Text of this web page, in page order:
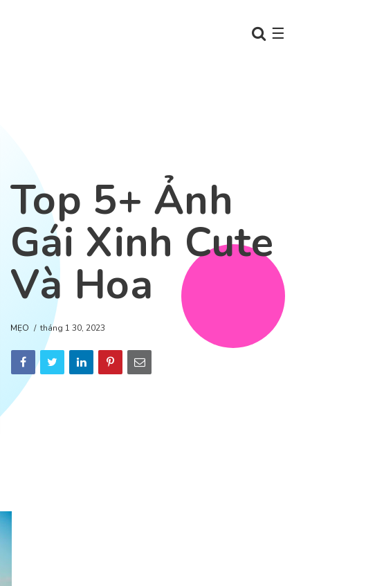
☰
Top 5+ Ảnh
Gái Xinh Cute
Và Hoa
MẸO tháng 1 30, 2023